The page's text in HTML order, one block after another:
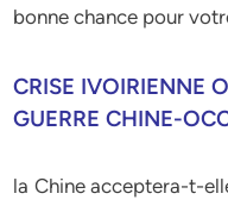
bonne chance pour
CRISE IVOIRIENNE
GUERRE CHINE-
la Chine acceptera-t-